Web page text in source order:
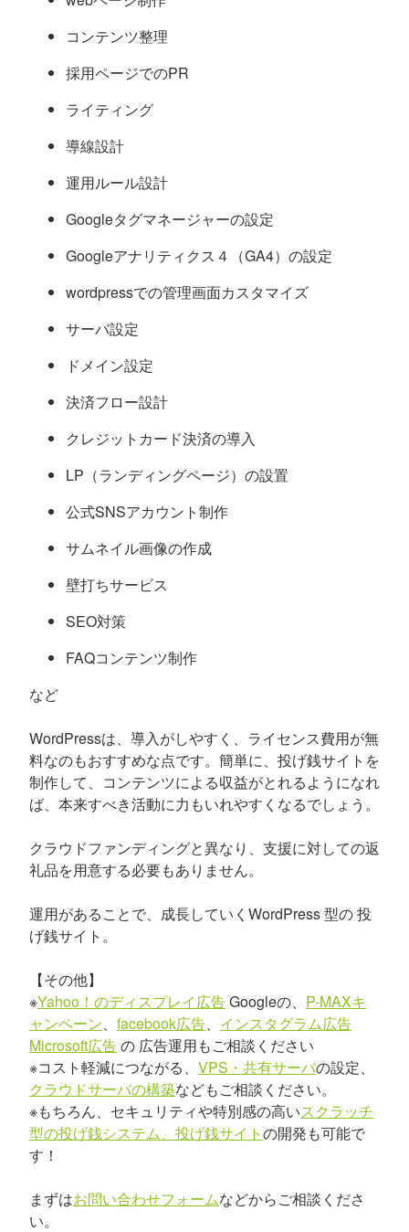
コンテンツ整理
採用ページでのPR
ライティング
導線設計
運用ルール設計
Googleタグマネージャーの設定
Googleアナリティクス４（GA4）の設定
wordpressでの管理画面カスタマイズ
サーバ設定
ドメイン設定
決済フロー設計
クレジットカード決済の導入
LP（ランディングページ）の設置
公式SNSアカウント制作
サムネイル画像の作成
壁打ちサービス
SEO対策
FAQコンテンツ制作
など
WordPressは、導入がしやすく、ライセンス費用が無
料なのもおすすめな点です。簡単に、投げ銭サイトを
制作して、コンテンツによる収益がとれるようになれ
ば、本来すべき活動に力もいれやすくなるでしょう。
クラウドファンディングと異なり、支援に対しての返
礼品を用意する必要もありません。
運用があることで、成長していくWordPress 型の 投
げ銭サイト。
【その他】
※Yahoo！のディスプレイ広告Googleの、 P-MAXキ
ャンペーン、 facebook広告、 インスタグラム広告
Microsoft広告の 広告運用もご相談ください
※コスト軽減につながる、 VPS・共有サーバの設定、
クラウドサーバの構築などもご相談ください。
※もちろん、セキュリティや特別感の高いスクラッチ
型の投げ銭システム、投げ銭サイトの開発も可能で
す！
まずはお問い合わせフォームなどからご相談くださ
い。